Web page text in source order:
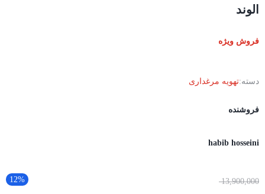
الوند
فروش ویژه
دسته:تهویه مرغداری
فروشنده
habib hosseini
12% 13,900,000